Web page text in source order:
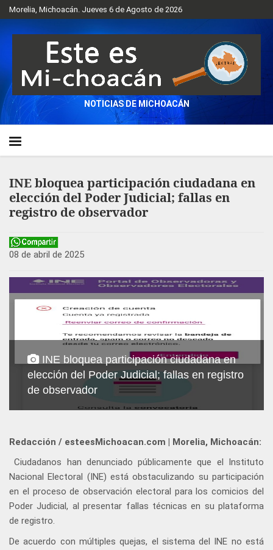
Morelia, Michoacán. Jueves 6 de Agosto de 2026
NOTICIAS DE MICHOACÁN
INE bloquea participación ciudadana en
elección del Poder Judicial; fallas en
registro de observador
08 de abril de 2025
INE bloquea participación ciudadana en
elección del Poder Judicial; fallas en registro
de observador
Redacción / esteesMichoacan.com | Morelia, Michoacán:
Ciudadanos han denunciado públicamente que el Instituto
Nacional Electoral (INE) está obstaculizando su participación
en el proceso de observación electoral para los comicios del
Poder Judicial, al presentar fallas técnicas en su plataforma
de registro.
De acuerdo con múltiples quejas, el sistema del INE no está